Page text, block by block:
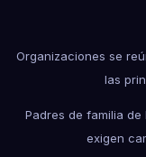
Organizaciones se
las
Padres de familia de
exigen